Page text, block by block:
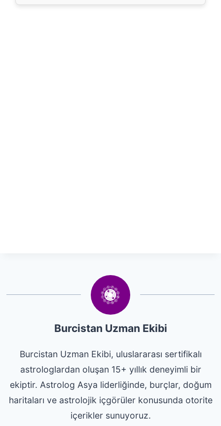
r
Burcistan Uzman Ekibi
Burcistan Uzman Ekibi, uluslararası sertifikalı
astrologlardan oluşan 15+ yıllık deneyimli bir
ekiptir. Astrolog Asya liderliğinde, burçlar, doğum
haritaları ve astrolojik içgörüler konusunda otorite
içerikler sunuyoruz.